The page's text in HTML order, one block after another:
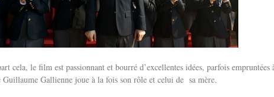
cela, le film est passionnant et bourré d’excellentes idées, parfois
Guillaume Gallienne joue à la fois son rôle et celui de sa mère.